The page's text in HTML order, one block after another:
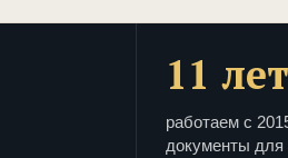
11 лет
работаем с
документы